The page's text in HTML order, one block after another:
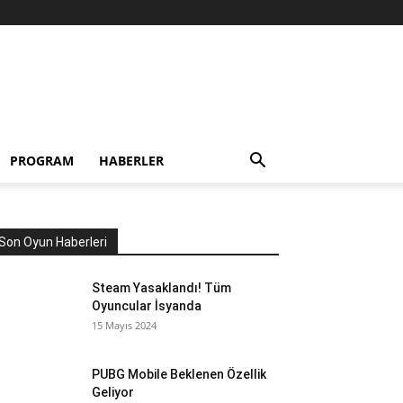
PROGRAM HABERLER
Oyun Haberleri
Steam Yasaklandı! Tüm
Oyuncular İsyanda
15 Mayıs 2024
PUBG Mobile Beklenen Özellik
Geliyor